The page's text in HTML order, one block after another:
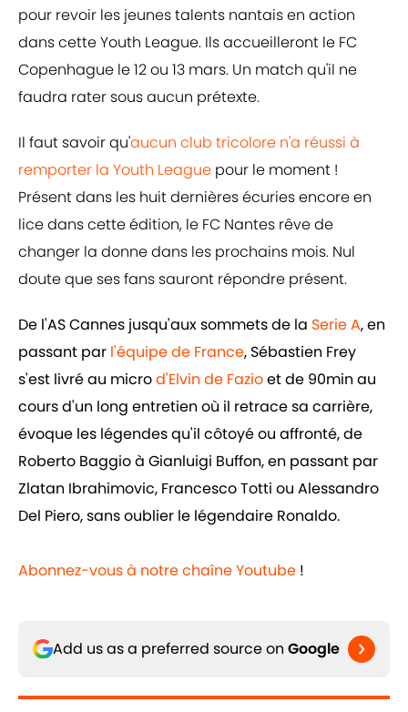
pour revoir les jeunes talents nantais en action
dans cette Youth League. Ils accueilleront le FC
Copenhague le 12 ou 13 mars. Un match qu'il ne
faudra rater sous aucun prétexte.
Il faut savoir qu'aucun club tricolore n'a réussi à
remporter la Youth League pour le moment !
Présent dans les huit dernières écuries encore en
lice dans cette édition, le FC Nantes rêve de
changer la donne dans les prochains mois. Nul
doute que ses fans sauront répondre présent.
De l'AS Cannes jusqu'aux sommets de la Serie A, en
passant par l'équipe de France, Sébastien Frey
s'est livré au microd'Elvin de Fazioet de 90min au
cours d'un long entretien où il retrace sa carrière,
évoque les légendes qu'il côtoyé ou affronté, de
Roberto Baggio à Gianluigi Buffon, en passant par
Zlatan Ibrahimovic, Francesco Totti ou Alessandro
Del Piero, sans oublier le légendaire Ronaldo.
Abonnez-vous à notre chaîne Youtube !
Add us as a preferred source on Google